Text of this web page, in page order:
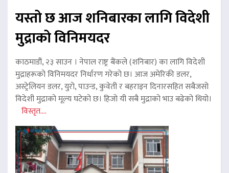
यस्तो छ आज शनिबारका लागि विदेशी
मुद्राको विनिमयदर
काठमाडौं, २३ साउन । नेपाल राष्ट्र बैंकले (शनिबार) का लागि विदेशी
मुद्राहरूको विनिमयदर निर्धारण गरेको छ। आज अमेरिकी डलर,
अस्ट्रेलियन डलर, युरो, पाउन्ड, कुवेती र बहराइन दिनारसहित सबैजसो
विदेशी मुद्राको मूल्य घटेको छ। हिजो यी सबै मुद्राको भाउ बढेको थियो।
विस्तृत....